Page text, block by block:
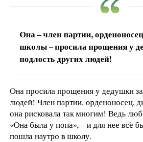
Она – член партии,
школы – просила прощения у
подлость других людей!
Она просила прощения у дедушки
людей! Член партии, орденоносец,
она рисковала так многим! Ведь
«Она была у попа», – и для нее всё
пошла наутро в школу.